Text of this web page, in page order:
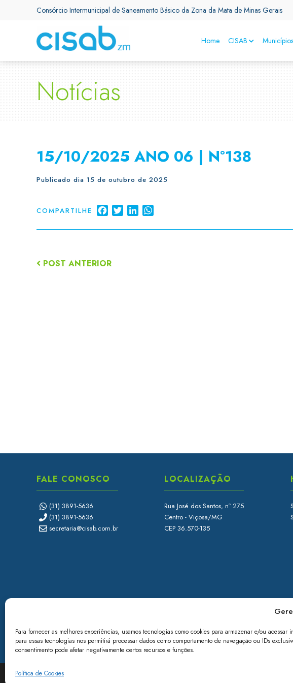
Para fornecer as melhores experiências, usamos tecnologias como cookies para armazenar e/ou acessar
para essas tecnologias nos permitirá processar dados como comportamento de navegação ou IDs
consentimento pode afetar negativamente certos recursos e funções.
Política de Cookies
Consórcio Intermunicipal de Saneamento Básico da Zona da Mata de Minas Gerais
Home CISAB Municípios
Notícias
15/10/2025 ANO 06 | N°138
Publicado dia 15 de outubro de 2025
COMPARTILHE FacebookTwitterLinkedIn
POST ANTERIOR
FALE CONOSCO
(31) 3891-5636
(31) 3891-5636
secretaria@cisab.com.br
LOCALIZAÇÃO
Rua José dos Santos, nº 275
Centro - Viçosa/MG
CEP 36.570-135